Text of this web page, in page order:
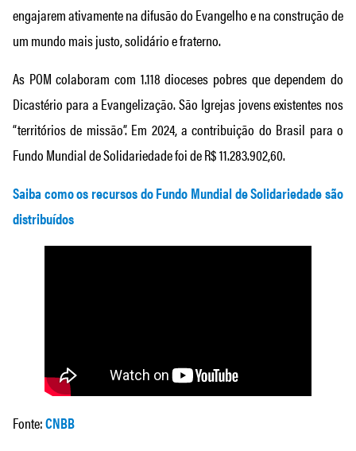
engajarem ativamente na difusão do Evangelho e na construção de
um mundo mais justo, solidário e fraterno.
As POM colaboram com 1.118 dioceses pobres que dependem do
Dicastério para a Evangelização. São Igrejas jovens existentes nos
“territórios de missão”. Em 2024, a contribuição do Brasil para o
Fundo Mundial de Solidariedade foi de R$ 11.283.902,60.
Saiba como os recursos do Fundo Mundial de Solidariedade são
distribuídos
Fonte:CNBB